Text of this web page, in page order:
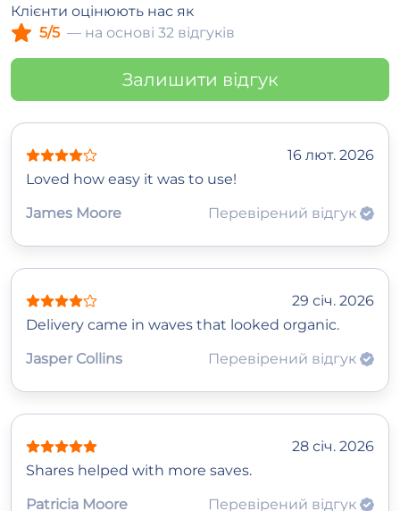
Клієнти оцінюють нас як
5/5 — на основі 32 відгуків
Залишити відгук
16 лют. 2026
Loved how easy it was to use!
James Moore
Перевірений відгук
29 січ. 2026
Delivery came in waves that looked organic.
Jasper Collins
Перевірений відгук
28 січ. 2026
Shares helped with more saves.
Patricia Moore
Перевірений відгук